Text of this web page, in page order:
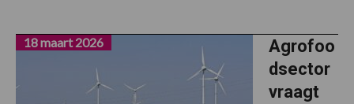
Agrofoo
dsector
vraagt
18 maart 2026